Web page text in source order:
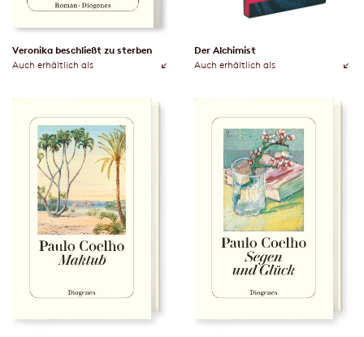
Veronika beschließt zu sterben
Auch erhältlich als
Der Alchimist
Auch erhältlich als